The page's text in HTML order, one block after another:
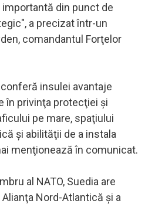
din punct de
a precizat într-un
comandantul Forţelor
insulei avantaje
în privinţa protecţiei şi
pe mare, spaţiului
şi abilităţii de a instala
menţionează în comunicat.
al NATO, Suedia are
Nord-Atlantică şi a